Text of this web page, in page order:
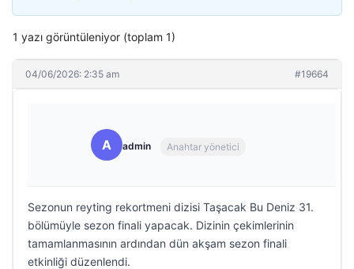
1 yazı görüntüleniyor (toplam 1)
04/06/2026: 2:35 am #19664
A admin Anahtar yönetici
Sezonun reyting rekortmeni dizisi Taşacak Bu Deniz 31.
bölümüyle sezon finali yapacak. Dizinin çekimlerinin
tamamlanmasının ardından dün akşam sezon finali
etkinliği düzenlendi.